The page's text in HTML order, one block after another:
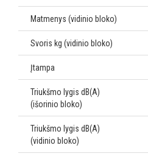
Matmenys (vidinio bloko)
Svoris kg (vidinio bloko)
Įtampa
Triukšmo lygis dB(A)
(išorinio bloko)
Triukšmo lygis dB(A)
(vidinio bloko)